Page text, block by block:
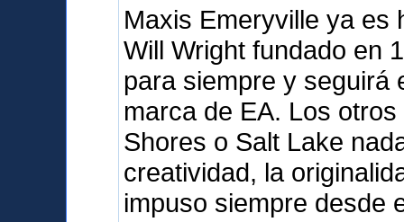
Maxis Emeryville ya es
Will Wright fundado en
para siempre y seguirá
marca de EA. Los
Shores o Salt Lake
creatividad, la
impuso siempre desde